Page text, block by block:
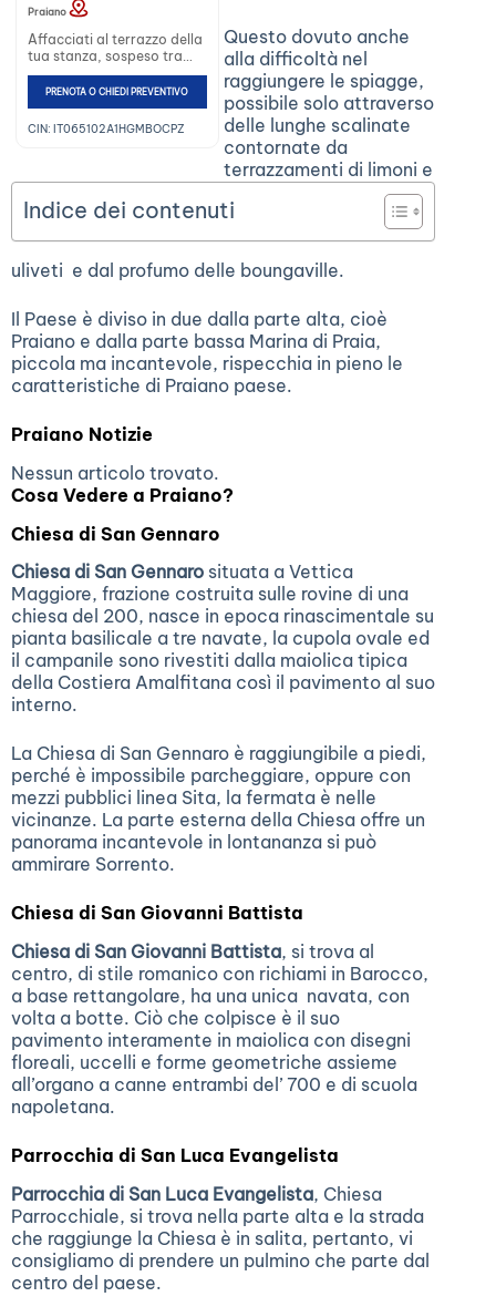
Praiano
Affacciati al terrazzo della
tua stanza, sospeso tra
cielo e mare, sul
paesaggio incantevole
della Costiera
Amalfitana…
PRENOTA O CHIEDI PREVENTIVO
CIN: IT065102A1HGMBOCPZ
Indice dei contenuti
Questo dovuto anche
alla difficoltà nel
raggiungere le spiagge,
possibile solo attraverso
delle lunghe scalinate
contornate da
terrazzamenti di limoni e
uliveti e dal profumo delle boungaville.
Il Paese è diviso in due dalla parte alta, cioè
Praiano e dalla parte bassa Marina di Praia,
piccola ma incantevole, rispecchia in pieno le
caratteristiche di Praiano paese.
Praiano Notizie
Nessun articolo trovato.
Cosa Vedere a Praiano?
Chiesa di San Gennaro
Chiesa di San Gennaro situata a Vettica
Maggiore, frazione costruita sulle rovine di una
chiesa del 200, nasce in epoca rinascimentale su
pianta basilicale a tre navate, la cupola ovale ed
il campanile sono rivestiti dalla maiolica tipica
della Costiera Amalfitana così il pavimento al suo
interno.
La Chiesa di San Gennaro è raggiungibile a piedi,
perché è impossibile parcheggiare, oppure con
mezzi pubblici linea Sita, la fermata è nelle
vicinanze. La parte esterna della Chiesa offre un
panorama incantevole in lontananza si può
ammirare Sorrento.
Chiesa di San Giovanni Battista
Chiesa di San Giovanni Battista, si trova al
centro, di stile romanico con richiami in Barocco,
a base rettangolare, ha una unica navata, con
volta a botte. Ciò che colpisce è il suo
pavimento interamente in maiolica con disegni
floreali, uccelli e forme geometriche assieme
all’organo a canne entrambi del’ 700 e di scuola
napoletana.
Parrocchia di San Luca Evangelista
Parrocchia di San Luca Evangelista, Chiesa
Parrocchiale, si trova nella parte alta e la strada
che raggiunge la Chiesa è in salita, pertanto, vi
consigliamo di prendere un pulmino che parte dal
centro del paese.